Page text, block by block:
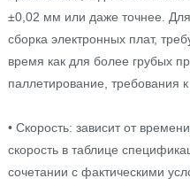
±0,02 мм или даже точнее.
сборка электронных плат,
время как для более грубых
паллетирование, требования
• Скорость: зависит от
скорость в таблице
сочетании с фактическими